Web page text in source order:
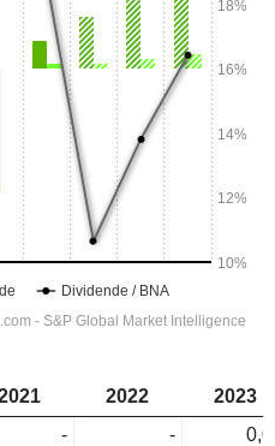
2022
2023
- -